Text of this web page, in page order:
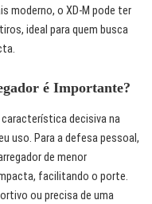
moderno, o XD-M pode ter
ideal para quem busca
é Importante?
característica decisiva na
uso. Para a defesa pessoal,
de menor
facilitando o porte.
ou precisa de uma